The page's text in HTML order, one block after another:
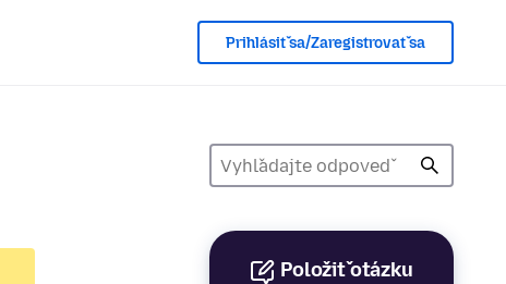
Prihlásiť sa/Zaregistrovať sa
Položiť otázku